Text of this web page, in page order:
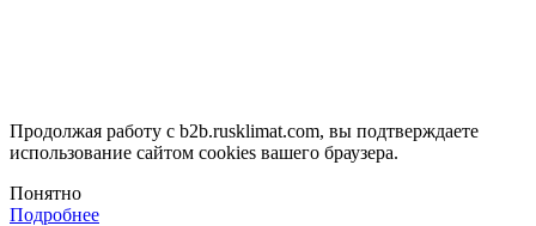
Продолжая работу с b2b.rusklimat.com, вы подтверждаете
использование сайтом cookies вашего браузера.
Понятно
Подробнее